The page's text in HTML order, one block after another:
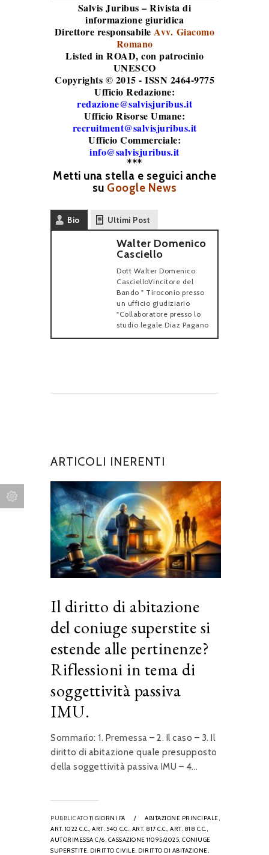
Salvis Juribus – Rivista di
informazione giuridica
Direttore responsabileAvv. Giacomo
Romano
Listed in ROAD, con patrocinio
UNESCO
Copyrights © 2015 - ISSN 2464-9775
Ufficio Redazione:
redazione@salvisjuribus.it
Ufficio Risorse Umane:
recruitment@salvisjuribus.it
Ufficio Commerciale:
info@salvisjuribus.it
***
Metti una stella e seguici anche
su Google News
Bio Ultimi Post
Walter Domenico
Casciello
Dott Walter Domenico
CascielloVincitore del
Bando " Tiroconio presso
un ufficio giudiziario
"Collaboratore presso lo
studio legale Diaz Pagano
ARTICOLI INERENTI
Il diritto di abitazione
del coniuge superstite si
estende alle pertinenze?
Riflessioni in tema di
soggettività passiva
IMU.
Sommario: 1. Premessa – 2. Il caso – 3. Il
diritto di abitazione quale presupposto
della soggettività passiva IMU – 4...
PUBBLICATO 11 GIORNI FA /
ABITAZIONE PRINCIPALE,
ART. 1022 C.C., ART. 540 C.C., ART. 817 C.C., ART. 818 C.C.,
AUTORIMESSA C/6, CASSAZIONE 11095/2025, CONIUGE
SUPERSTITE, DIRITTO CIVILE, DIRITTO DI ABITAZIONE,